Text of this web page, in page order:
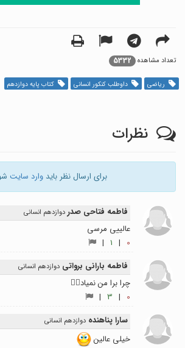
تعداد مشاهده 5332
ریاضی داوطلب کنکور انسانی کتاب پایه دوازدهم
نظرات
برای ارسال نظر باید وارد سایت
فاطمه فتاحی صدردوازدهم انسانی
عالییی مرسی
0
|
1
|
فاطمه بارانی برواتی دوازدهم انسانی
چرا برا من نمیاد🤦‍♀️
0
|
3
|
سارا پناهنده دوازدهم انسانی
خیلی عالین